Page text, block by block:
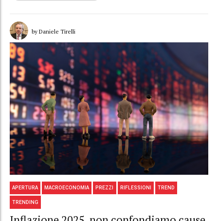
by Daniele Tirelli
APERTURA MACROECONOMIA PREZZI RIFLESSIONI TREND
TRENDING